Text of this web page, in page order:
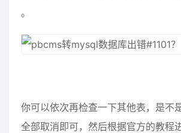
。
你可以依次再检查一下其他表，是不
全部取消即可，然后根据官方的教程